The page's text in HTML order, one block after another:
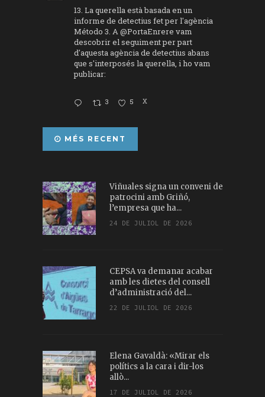
13. La querella està basada en un
informe de detectius fet per l'agència
Método 3. A@PortaEnrere vam
descobrir el seguiment per part
d'aquesta agència de detectius abans
que s'interposés la querella, i ho vam
publicar:
3 5 X
MÉS RECENT
Viñuales signa un conveni de
patrocini amb Griñó,
l’empresa que ha...
24 DE JULIOL DE 2026
CEPSA va demanar acabar
amb les dietes del consell
d’administració del...
22 DE JULIOL DE 2026
Elena Gavaldà: «Mirar els
polítics a la cara i dir-los
allò...
17 DE JULIOL DE 2026